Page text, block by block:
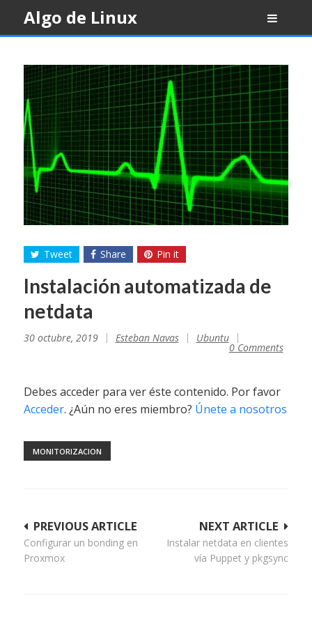
content
Algo de Linux
Tweet Share Pin it
Instalación automatizada de
netdata
30 octubre, 2019 Esteban Navas Ubuntu
0 Comments
Debes acceder para ver éste contenido. Por favor
Acceder. ¿Aún no eres miembro? Únete a nosotros
MONITORIZACION
Navegación
de
NEXT ARTICLE
Instalar netdata en clientes
vía Puppet y pkgsync
PREVIOUS ARTICLE
Configurar un bonding en
Proxmox